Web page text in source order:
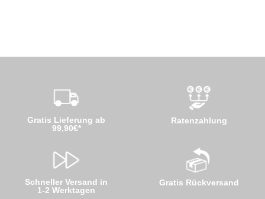
Gratis Lieferung ab
99,90€*
Schneller Versand in
1-2 Werktagen
Ratenzahlung
Gratis Rückversand